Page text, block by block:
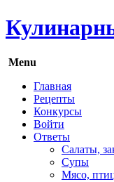
Menu
Главная
Рецепты
Конкурсы
Войти
Ответы
Салаты,
Супы
Мясо,